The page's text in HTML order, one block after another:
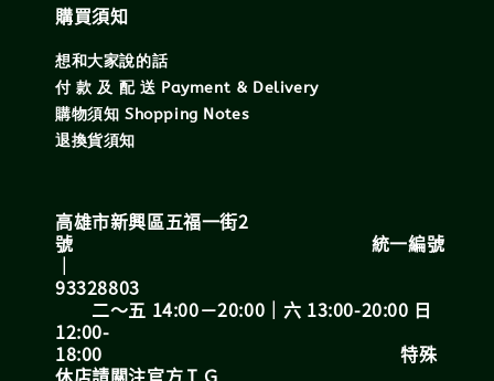
購買須知
想和大家說的話
付 款 及 配 送 Payment & Delivery
購物須知 Shopping Notes
退換貨須知
高雄市新興區五福一街2
號 統一編號
｜
93328803
二～五 14:00－20:00｜六 13:00-20:00 日
12:00-
18:00 特殊
休店請關注官方ＩＧ